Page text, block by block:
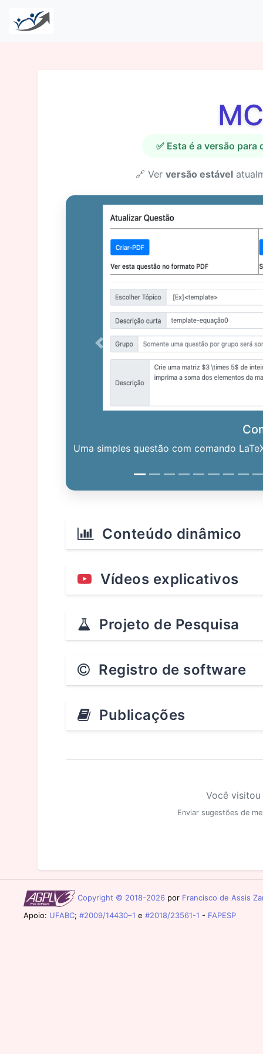
✅ Esta é a versão
🔗 Ver versão estável
Uma simples questão com comando
Previous
Conteúdo dinâmico
Vídeos explicativos
Projeto de Pesquisa
Registro de software
Publicações
Você
Enviar sugestões de
Copyright © 2018-2026 por Francisco de Assis
Apoio: UFABC; #2009/14430–1 e #2018/23561-1 - FAPESP